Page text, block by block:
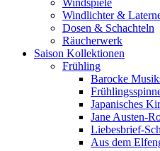
Windspiele
Windlichter &
Dosen & Schachteln
Räucherwerk
Saison Kollektionen
Frühling
Barocke
Japanisches
Jane Austen-
Liebesbrief-
Aus dem